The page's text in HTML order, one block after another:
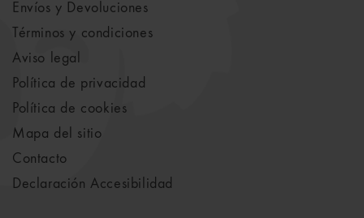
Envíos y Devoluciones
Términos y condiciones
Aviso legal
Política de privacidad
Política de cookies
Mapa del sitio
Contacto
Declaración Accesibilidad